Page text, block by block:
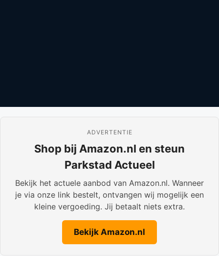
ADVERTENTIE
Shop bij Amazon.nl en steun
Parkstad Actueel
Bekijk het actuele aanbod van Amazon.nl. Wanneer
je via onze link bestelt, ontvangen wij mogelijk een
kleine vergoeding. Jij betaalt niets extra.
Bekijk Amazon.nl